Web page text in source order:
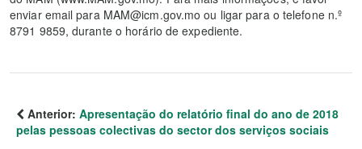
enviar email para MAM@icm.gov.mo ou ligar para o telefone n.º
8791 9859, durante o horário de expediente.
Anterior: Apresentação do relatório final do ano de 2018
pelas pessoas colectivas do sector dos serviços sociais